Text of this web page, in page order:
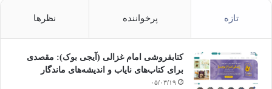
تازه پرخواننده نظرها
کتابفروشی امام غزالی (آیجی بوک): مقصدی
برای کتاب‌های نایاب و اندیشه‌های ماندگار
۰۵/۰۳/۱۹